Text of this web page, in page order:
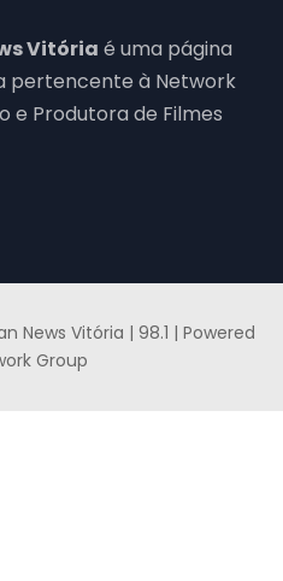
Vitória é uma página
pertencente à Network
e Produtora de Filmes
News Vitória | 98.1 | Powered
Group